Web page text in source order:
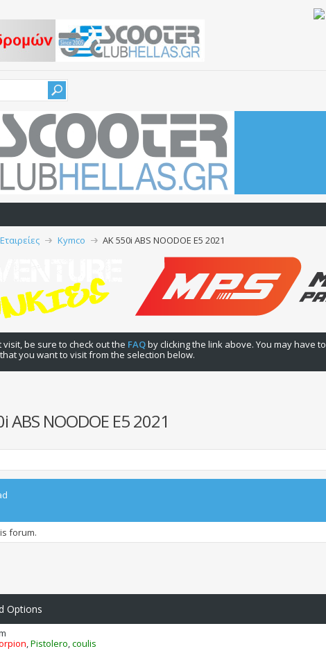
Kymco AK 550i ABS NOODOE E5 2021
be sure to check out the FAQby clicking the link above. You may have to
you want to visit from the selection below.
ABS NOODOE E5 2021
forum.
Options
,Pistolero,coulis